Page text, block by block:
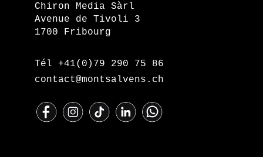
Chiron Media Sàrl
Avenue de Tivoli 3
1700 Fribourg
Tél +41(0)79 290 75 86
contact@montsalvens.ch